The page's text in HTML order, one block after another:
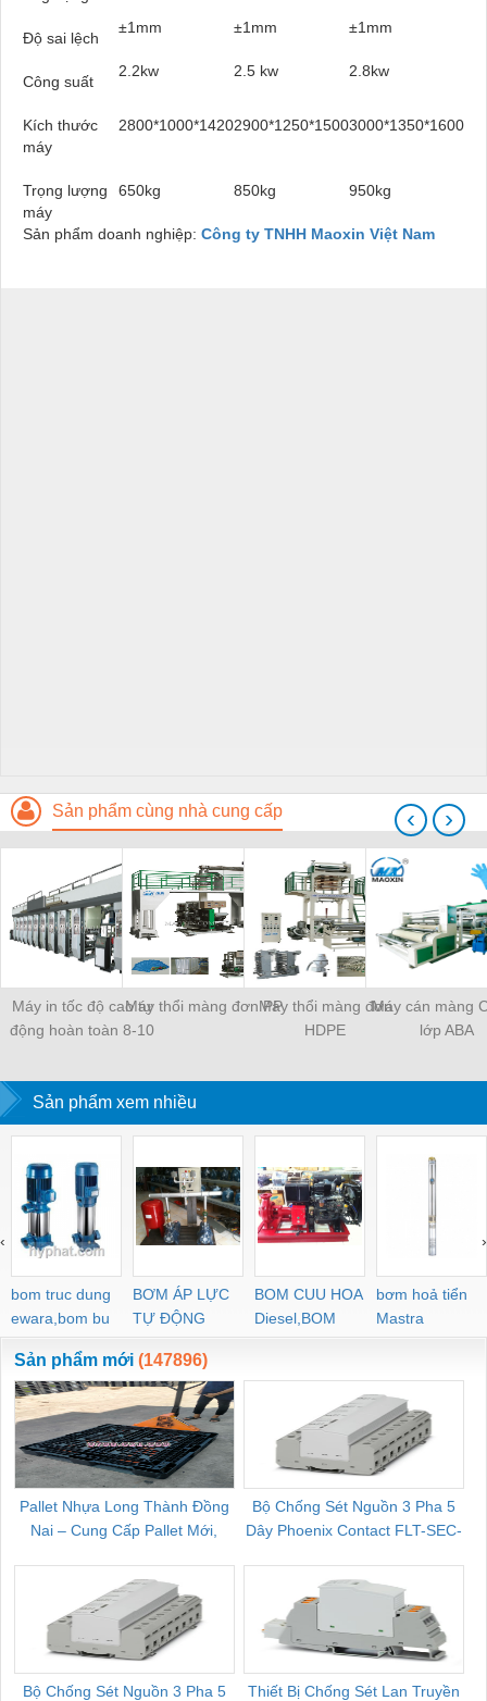
Độ sai lệch
±1mm ±1mm ±1mm
Công suất
2.2kw 2.5 kw 2.8kw
Kích thước
máy
2800*1000*14202900*1250*15003000*1350*1600
Trọng lượng
máy
650kg 850kg 950kg
Sản phẩm doanh nghiệp: Công ty TNHH Maoxin Việt Nam
Sản phẩm cùng nhà cung cấp
Máy in tốc độ cao tự
động hoàn toàn 8-10
Máy thổi màng đơn PPMáy thổi màng đơn
HDPE
Máy cán màng
lớp ABA
‹ ›
Sản phẩm xem nhiều
bom truc dung
ewara,bom bu
ewara
BƠM ÁP LỰC
TỰ ĐỘNG
BOM CUU HOA
Diesel,BOM
CHUA CHAY
bơm hoả tiển
Mastra
‹ ›
Sản phẩm mới (147896)
Pallet Nhựa Long Thành Đồng
Nai – Cung Cấp Pallet Mới,
Bộ Chống Sét Nguồn 3 Pha 5
Dây Phoenix Contact FLT-SEC-
Bộ Chống Sét Nguồn 3 Pha 5
Thiết Bị Chống Sét Lan Truyền